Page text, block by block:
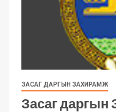
ЗАСАГ ДАРГЫН ЗАХИРАМЖ
Засаг даргын